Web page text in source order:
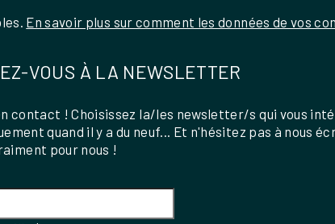
En savoir plus sur comment les données de vos
VOUS À LA NEWSLETTER
contact ! Choisissez la/les newsletter/s qui vous
quand il y a du neuf... Et n'hésitez pas à nous
pour nous !